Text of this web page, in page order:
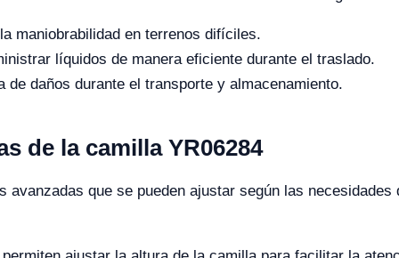
maniobrabilidad en terrenos difíciles.
líquidos de manera eficiente durante el traslado.
de daños durante el transporte y almacenamiento.
de la camilla YR06284
avanzadas que se pueden ajustar según las